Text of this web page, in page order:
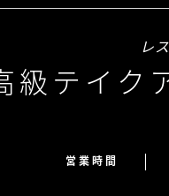
レ
級テイク
営業時間